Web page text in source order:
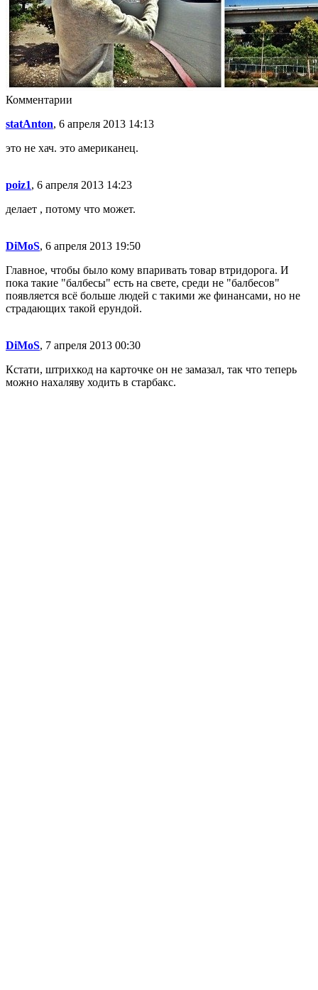
Комментарии
statAnton, 6 апреля 2013 14:13
это не хач. это американец.
poiz1, 6 апреля 2013 14:23
делает , потому что может.
DiMoS, 6 апреля 2013 19:50
Главное, чтобы было кому впаривать товар втридорога. И
пока такие "балбесы" есть на свете, среди не "балбесов"
появляется всё больше людей с такими же финансами, но не
страдающих такой ерундой.
DiMoS, 7 апреля 2013 00:30
Кстати, штрихкод на карточке он не замазал, так что теперь
можно нахаляву ходить в старбакс.